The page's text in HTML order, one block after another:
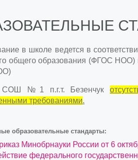
в школе ведется в
общего образования (ФГОС НОО)
№1 п.г.т. Безенчук
требованиями.
образовательные стандарты:
Минобрнауки России от 6
федерального